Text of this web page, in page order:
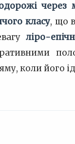
через
класу, що
ліро-
коли його